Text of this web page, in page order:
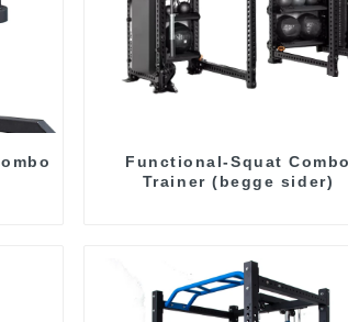
Functional-Squat Combo
Trainer (begge sider)